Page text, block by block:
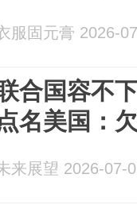
服固元膏 2026-
合国容不
名美国：
来展望 2026-07-